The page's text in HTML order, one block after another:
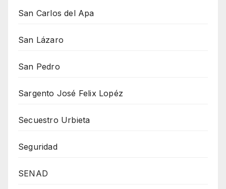
San Carlos del Apa
San Lázaro
San Pedro
Sargento José Felix Lopéz
Secuestro Urbieta
Seguridad
SENAD